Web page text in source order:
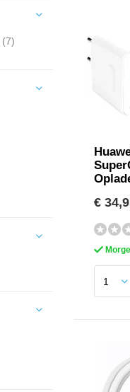
€
(7)